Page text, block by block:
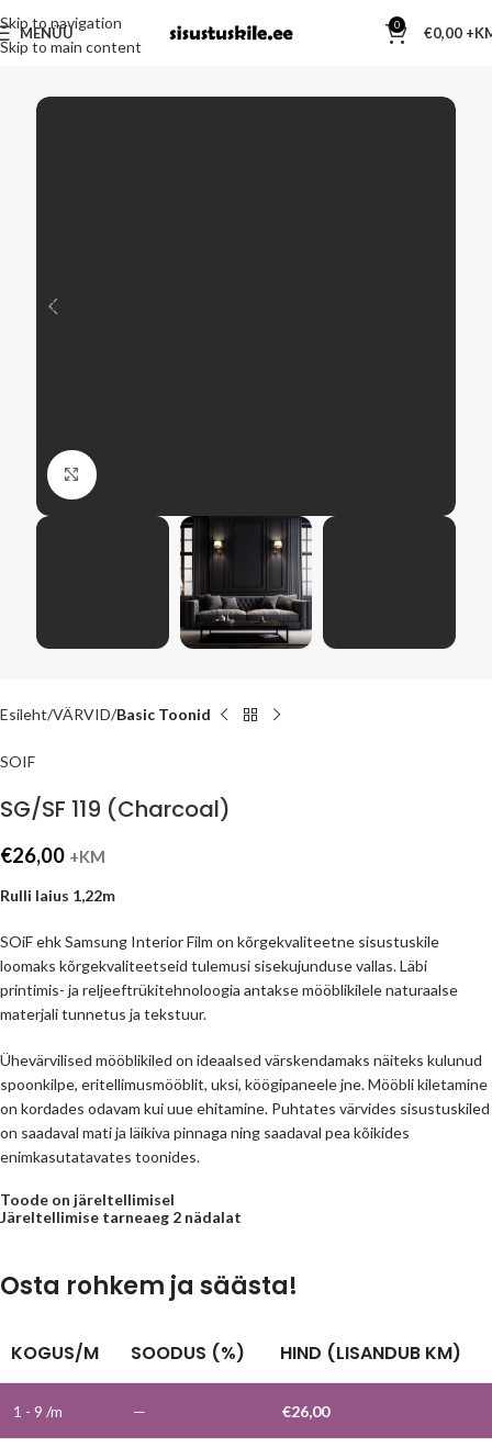
Skip to navigation
Skip to main content
MENÜÜ 0 €0,00
Kliki suurendamiseks
Esileht VÄRVID Basic Toonid
SOIF
SG/SF 119 (Charcoal)
€26,00 +KM
Rulli laius 1,22m
SOiF ehk Samsung Interior Film on kõrgekvaliteetne sisustuskile
loomaks kõrgekvaliteetseid tulemusi sisekujunduse vallas. Läbi
printimis- ja reljeeftrükitehnoloogia antakse mööblikilele naturaalse
materjali tunnetus ja tekstuur.
Ühevärvilised mööblikiled on ideaalsed värskendamaks näiteks kulunud
spoonkilpe, eritellimusmööblit, uksi, köögipaneele jne. Mööbli kiletamine
on kordades odavam kui uue ehitamine. Puhtates värvides sisustuskiled
on saadaval mati ja läikiva pinnaga ning saadaval pea kõikides
enimkasutatavates toonides.
Toode on järeltellimisel
Järeltellimise tarneaeg 2 nädalat
Osta rohkem ja säästa!
KOGUS/M SOODUS (%) HIND (LISANDUB KM)
1 - 9 /m — €26,00